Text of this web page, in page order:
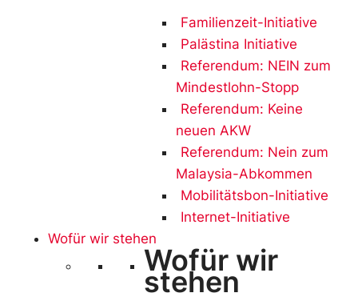
Familienzeit-Initiative
Palästina Initiative
Referendum: NEIN zum
Mindestlohn-Stopp
Referendum: Keine
neuen AKW
Referendum: Nein zum
Malaysia-Abkommen
Mobilitätsbon-Initiative
Internet-Initiative
Wofür wir stehen
Wofür wir
stehen